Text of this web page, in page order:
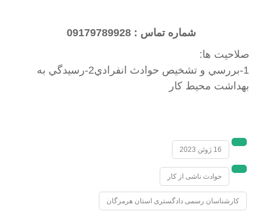
شماره تماس : 09179789928
صلاحیت ها:
1-بررسي و تشخيص حوادث انفرادي2-رسيدگي به
بهداشت محيط كار
16 ژوئن 2023
حوادث ناشی از کار
کارشناسان رسمی دادگستری استان هرمزگان